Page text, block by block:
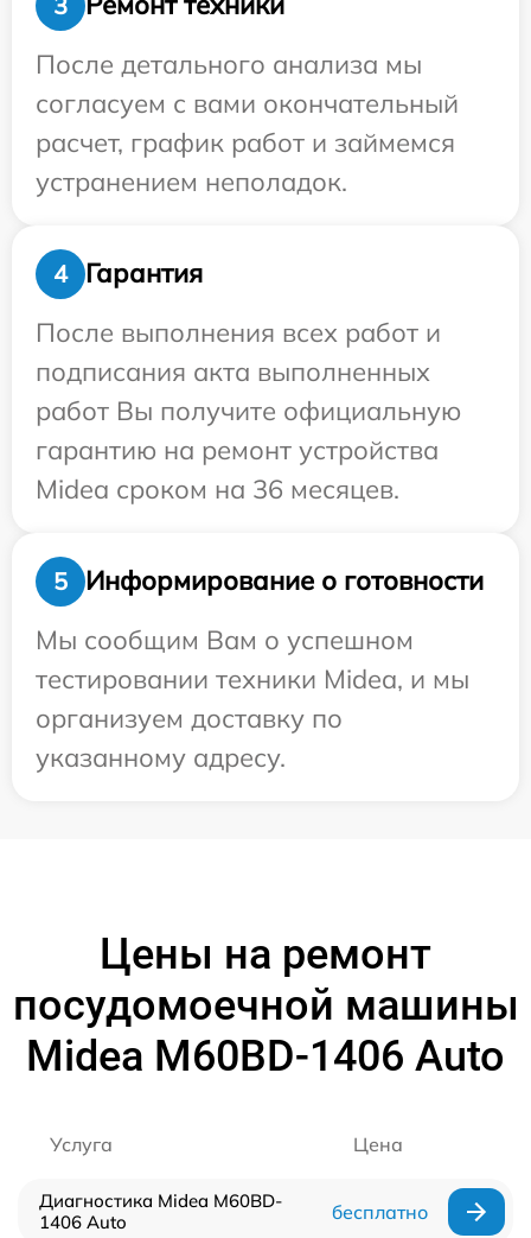
После детального анализа мы
согласуем с вами окончательный
расчет, график работ и займемся
устранением неполадок.
4
Гарантия
После выполнения всех работ и
подписания акта выполненных
работ Вы получите официальную
гарантию на ремонт устройства
Midea сроком на 36 месяцев.
5
Информирование о готовности
Мы сообщим Вам о успешном
тестировании техники Midea, и мы
организуем доставку по
указанному адресу.
Цены на ремонт
посудомоечной машины
Midea M60BD-1406 Auto
Услуга Цена
Диагностика Midea M60BD-
1406 Auto
бесплатно